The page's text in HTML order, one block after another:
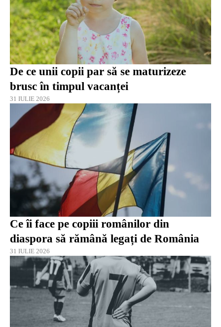
De ce unii copii par să se maturizeze
brusc în timpul vacanței
31 IULIE 2026
Ce îi face pe copiii românilor din
diaspora să rămână legați de România
31 IULIE 2026